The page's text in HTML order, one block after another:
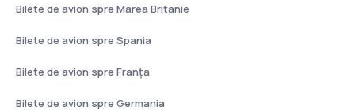
Bilete de avion spre Marea Britanie
Bilete de avion spre Spania
Bilete de avion spre Franţa
Bilete de avion spre Germania